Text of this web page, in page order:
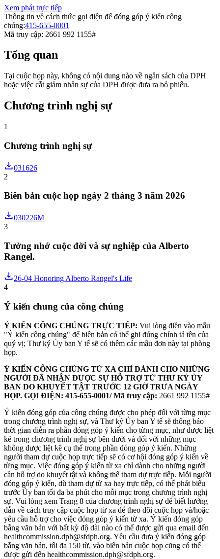
Xem phát trực tiếp
Thông tin về cách thức gọi điện để đóng góp ý kiến ​​công
chúng:415-655-0001
Mã truy cập: 2661 992 1155#
Tổng quan
Tại cuộc họp này, không có nội dung nào về ngân sách của DPH
hoặc việc cắt giảm nhân sự của DPH được đưa ra bỏ phiếu.
Chương trình nghị sự
1
Chương trình nghị sự
031626
2
Biên bản cuộc họp ngày 2 tháng 3 năm 2026
030226M
3
Tưởng nhớ cuộc đời và sự nghiệp của Alberto
Rangel.
26-04 Honoring Alberto Rangel's Life
4
Ý kiến ​​chung của công chúng
Ý KIẾN CÔNG CHÚNG TRỰC TIẾP: Vui lòng điền vào mẫu
"Ý kiến ​​công chúng" để biên bản có thể ghi đúng chính tả tên của
quý vị; Thư ký Ủy ban Y tế sẽ có thêm các mẫu đơn này tại phòng
họp.
Ý KIẾN CÔNG CHÚNG TỪ XA CHỈ DÀNH CHO NHỮNG
NGƯỜI ĐÃ NHẬN ĐƯỢC SỰ HỖ TRỢ TỪ THƯ KÝ ỦY
BAN DO KHUYẾT TẬT TRƯỚC 12 GIỜ TRƯA NGÀY
HỌP. GỌI ĐIỆN: 415-655-0001/ Mã truy cập: 2661 992 1155#
Ý kiến ​​đóng góp của công chúng được cho phép đối với từng mục
trong chương trình nghị sự, và Thư ký Ủy ban Y tế sẽ thông báo
thời gian diễn ra phần đóng góp ý kiến ​​cho từng mục, như được liệt
kê trong chương trình nghị sự bên dưới và đối với những mục
không được liệt kê cụ thể trong phần đóng góp ý kiến. Những
người tham dự cuộc họp trực tiếp sẽ có cơ hội đóng góp ý kiến ​​về
từng mục. Việc đóng góp ý kiến ​​từ xa chỉ dành cho những người
cần hỗ trợ do khuyết tật và không thể tham dự trực tiếp. Mỗi người
đóng góp ý kiến, dù tham dự từ xa hay trực tiếp, có thể phát biểu
trước Ủy ban tối đa ba phút cho mỗi mục trong chương trình nghị
sự. Vui lòng xem Trang 8 của chương trình nghị sự để biết hướng
dẫn về cách truy cập cuộc họp từ xa để theo dõi cuộc họp và/hoặc
yêu cầu hỗ trợ cho việc đóng góp ý kiến ​​từ xa. Ý kiến ​​đóng góp
bằng văn bản với bất kỳ độ dài nào có thể được gửi qua email đến
healthcommission.dph@sfdph.org. Yêu cầu đưa ý kiến ​​đóng góp
bằng văn bản, tối đa 150 từ, vào biên bản cuộc họp cũng có thể
được gửi đến healthcommission.dph@sfdph.org.